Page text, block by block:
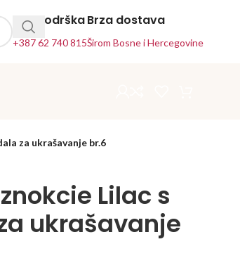
24h Podrška
+387 62 740 815
Brza dostava
Širom Bosne i Hercegovine
za ukrašavanje br.6
Lilac s
ukrašavanje